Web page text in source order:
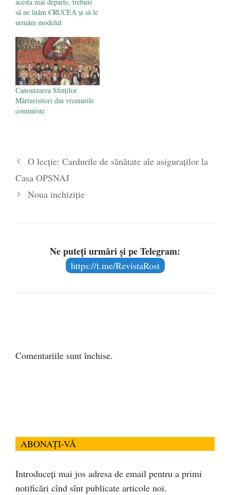
acesta mai departe, trebuie
să ne luăm CRUCEA și să le
urmăm modelul
Canonizarea Sfinților
Mărturisitori din vremurile
comuniste
O lecţie: Cardurile de sănătate ale asiguraţilor la
Casa OPSNAJ
Noua inchiziţie
Ne puteți urmări și pe Telegram:
https://t.me/RevistaRost
Comentariile sunt închise.
ABONAȚI-VĂ
Introduceți mai jos adresa de email pentru a primi
notificări cînd sînt publicate articole noi.